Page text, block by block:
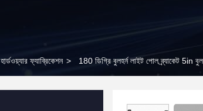
হার্ডওয়্যার ফ্যাব্রিকেশন > 180 ডিগ্রি বুলহর্ন লাইট পোল ব্র্যাকেট 5in বুল